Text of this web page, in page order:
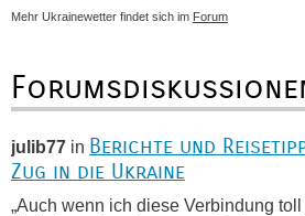
Mehr Ukrainewetter findet sich im Forum
julib77 in Berichte und
Zug in die Ukraine
„Auch wenn ich diese Verbindung